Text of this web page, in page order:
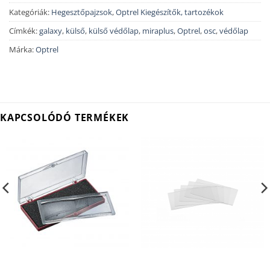
Kategóriák: Hegesztőpajzsok,Optrel Kiegészítők, tartozékok
Címkék:galaxy, külső, külső védőlap, miraplus,Optrel,osc,védőlap
Márka:Optrel
KAPCSOLÓDÓ TERMÉKEK